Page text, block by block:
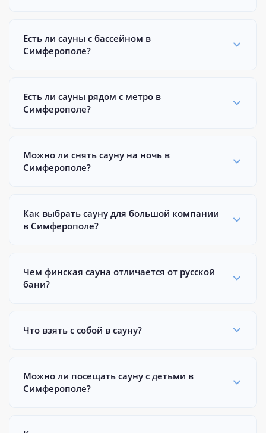
Есть ли сауны с бассейном в
Симферополе?
Есть ли сауны рядом с метро в
Симферополе?
Можно ли снять сауну на ночь в
Симферополе?
Как выбрать сауну для большой компании
в Симферополе?
Чем финская сауна отличается от русской
бани?
Что взять с собой в сауну?
Можно ли посещать сауну с детьми в
Симферополе?